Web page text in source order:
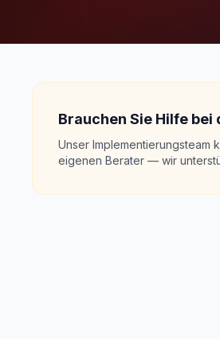
Brauchen Sie Hilfe
Unser Implementierungsteam
eigenen Berater — wir